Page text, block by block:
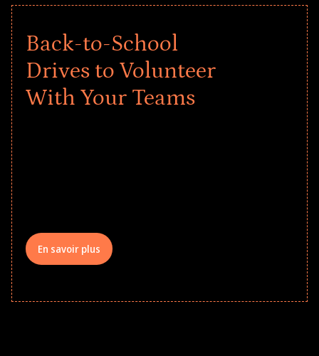
Back-to-School
Drives to Volunteer
With Your Teams
En savoir plus